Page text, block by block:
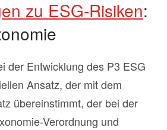
zu ESG-Risiken:
der Entwicklung des P3 ESG
Ansatz, der mit dem
übereinstimmt, der bei der
Verordnung und